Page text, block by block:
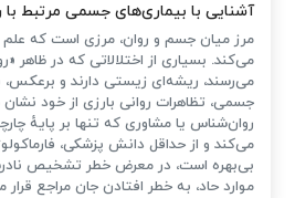
آشنایی با بیماری‌های جسمی مرتبط با
مرز میان جسم و روان، مرزی است که علم
می‌کند. بسیاری از اختلالاتی که در ظاهر
می‌رسند، ریشه‌ای زیستی دارند و برعکس،
جسمی، تظاهرات روانی بارزی از خود
روان‌شناس یا مشاوری که تنها بر پایهٔ
می‌کند و از حداقل دانش پزشکی،
بی‌بهره است، در معرض خطر تشخیص
موارد حاد، به خطر افتادن جان مراجع قرار